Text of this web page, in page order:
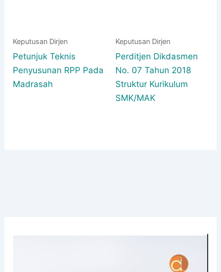
Keputusan Dirjen
Petunjuk Teknis
Penyusunan RPP Pada
Madrasah
Keputusan Dirjen
Perditjen Dikdasmen
No. 07 Tahun 2018
Struktur Kurikulum
SMK/MAK